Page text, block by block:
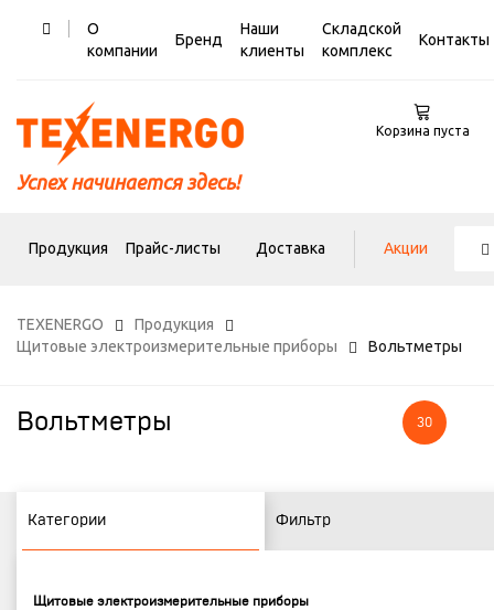
О
компании
Бренд
Наши
клиенты
Складской
комплекс
Контакты
Успех начинается здесь!
Корзина пуста
Продукция Прайс-листы Доставка Акции
TEXENERGO
Продукция
Щитовые электроизмерительные приборы
Вольтметры
Вольтметры 30
Категории Фильтр
Щитовые электроизмерительные приборы